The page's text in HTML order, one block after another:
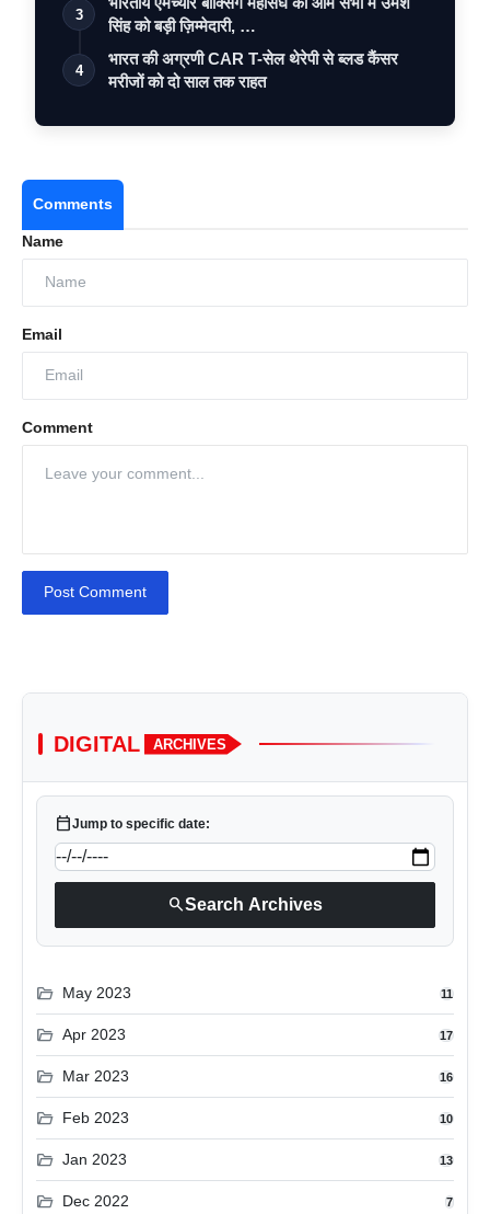
3
सिंह को बड़ी ज़िम्मेदारी, …
4
भारत की अग्रणी CAR T-सेल थेरेपी से ब्लड कैंसर
मरीजों को दो साल तक राहत
Comments
Name
Email
Comment
Post Comment
DIGITAL ARCHIVES
calendar_todayJump to specific date:
searchSearch Archives
folder_open May 2023 11
folder_open Apr 2023 17
folder_open Mar 2023 16
folder_open Feb 2023 10
folder_open Jan 2023 13
folder_open Dec 2022 7